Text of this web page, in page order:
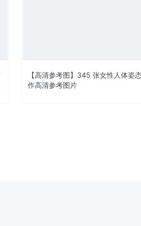
【高清参考图】345 张女性人体姿
作高清参考图片